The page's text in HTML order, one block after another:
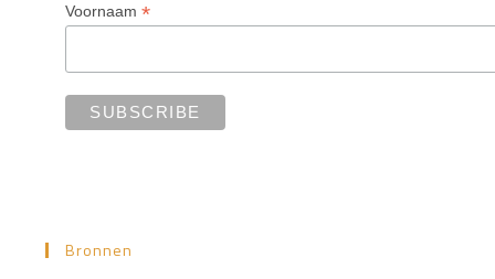
Voornaam*
Bronnen